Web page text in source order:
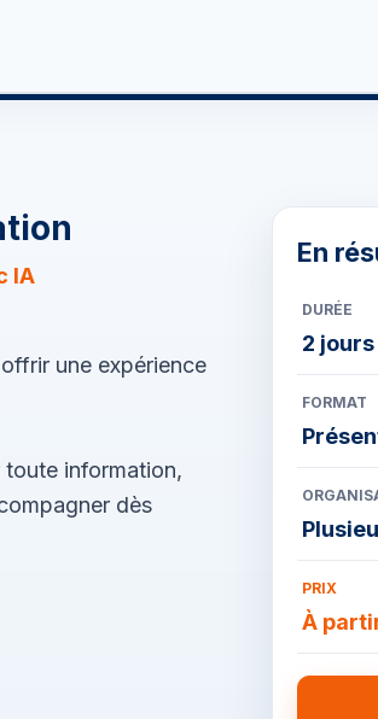
IA
une expérience
toute information,
dès
DURÉE
2
FORMAT
PRIX
À